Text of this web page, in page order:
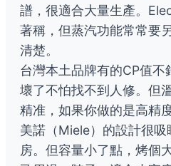
譜，很適合大量生產。
著稱，但蒸汽功能常常要
清楚。
台灣本土品牌有的CP值不
壞了不怕找不到人修。但
精准，如果你做的是高精
美諾（Miele）的設計很
房。但容量小了點，烤個